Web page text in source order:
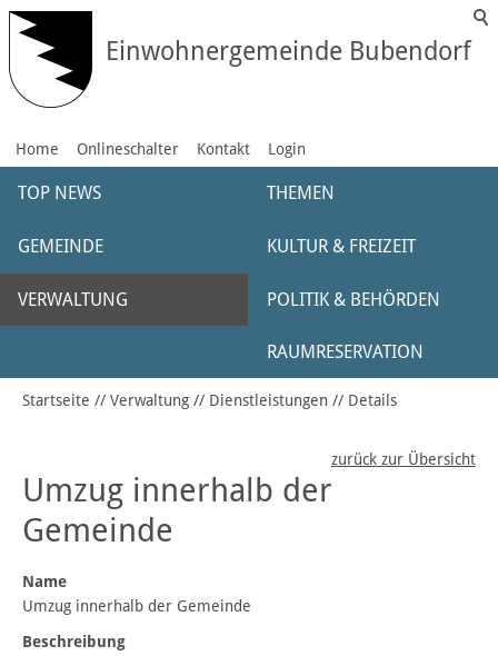
Einwohnergemeinde Bubendorf
Home Onlineschalter Kontakt Login
TOP NEWS THEMEN
GEMEINDE KULTUR & FREIZEIT
VERWALTUNG POLITIK & BEHÖRDEN
RAUMRESERVATION
Startseite Verwaltung Dienstleistungen Details
zurück zur Übersicht
Umzug innerhalb der
Gemeinde
Name
Umzug innerhalb der Gemeinde
Beschreibung